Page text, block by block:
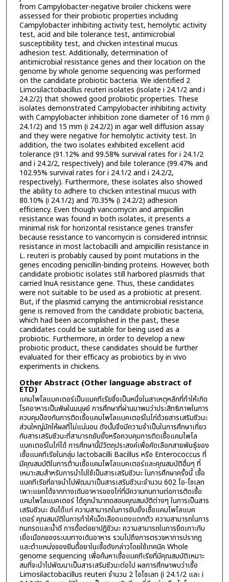
from Campylobacter-negative broiler chickens were
assessed for their probiotic properties including
Campylobacter inhibiting activity test, hemolytic activity
test, acid and bile tolerance test, antimicrobial
susceptibility test, and chicken intestinal mucus
adhesion test. Additionally, determination of
antimicrobial resistance genes and their location on the
genome by whole genome sequencing was performed
on the candidate probiotic bacteria. We identified 2
Limosilactobacillus reuteri isolates (isolate i 24.1/2 and i
24.2/2) that showed good probiotic properties. These
isolates demonstrated Campylobacter inhibiting activity
with Campylobacter inhibition zone diameter of 16 mm (i
24.1/2) and 15 mm (i 24.2/2) in agar well diffusion assay
and they were negative for hemolytic activity test. In
addition, the two isolates exhibited excellent acid
tolerance (91.12% and 99.58% survival rates for i 24.1/2
and i 24.2/2, respectively) and bile tolerance (99.47% and
102.95% survival rates for i 24.1/2 and i 24.2/2,
respectively). Furthermore, these isolates also showed
the ability to adhere to chicken intestinal mucus with
80.10% (i 24.1/2) and 70.35% (i 24.2/2) adhesion
efficiency. Even though vancomycin and ampicillin
resistance was found in both isolates, it presents a
minimal risk for horizontal resistance genes transfer
because resistance to vancomycin is considered intrinsic
resistance in most lactobacilli and ampicillin resistance in
L. reuteri is probably caused by point mutations in the
genes encoding penicillin-binding proteins. However, both
candidate probiotic isolates still harbored plasmids that
carried lnuA resistance gene. Thus, these candidates
were not suitable to be used as a probiotic at present.
But, if the plasmid carrying the antimicrobial resistance
gene is removed from the candidate probiotic bacteria,
which had been accomplished in the past, these
candidates could be suitable for being used as a
probiotic. Furthermore, in order to develop a new
probiotic product, these candidates should be further
evaluated for their efficacy as probiotics by in vivo
experiments in chickens.
Other Abstract (Other language abstract of
ETD)
แคมไพโลแบคเตอร์เป็นแบคทีเรียซึ่งเป็นหนึ่งในสาเหตุหลักที่ทำให้เกิด
โรคอาหารเป็นพิษในมนุษย์ การศึกษาที่ผ่านมาพบว่าประสิทธิภาพในการ
ควบคุมป้องกันการติดเชื้อแคมไพโลแบคเตอร์ในไก่ด้วยสารเสริมชีวนะ
ส่วนใหญ่มักให้ผลที่ไม่แน่นอน ดังนั้นจึงมีความจำเป็นในการศึกษาเกี่ยว
กับสารเสริมชีวนะที่สามารถยับยั้งหรือควบคุมการติดเชื้อแคมไพโล
แบคเตอร์ในไก่ได้ การศึกษานี้มีวัตถุประสงค์เพื่อคัดเลือกสายพันธุ์ของ
เชื้อแบคทีเรียในกลุ่ม lactobacilli Bacillus หรือ Enterococcus ที่
มีคุณสมบัติในการต้านเชื้อแคมไพโลแบคเตอร์และคุณสมบัติอื่นๆ ที่
เหมาะสมสำหรับการนำไปใช้เป็นสารเสริมชีวนะ ในการศึกษาครั้งนี้ เชื้อ
แบคทีเรียที่อาจนำไปพัฒนาเป็นสารเสริมชีวนะจำนวน 602 ไอ-โซเลท
เพาะแยกได้จากทางเดินอาหารของไก่ที่มีความทนทานต่อการติดเชื้อ
แคมไพโลแบคเตอร์ ได้ถูกนำมาทดสอบคุณสมบัติต่างๆ ในการเป็นสาร
เสริมชีวนะ อันได้แก่ ความสามารถในการยับยั้งเชื้อแคมไพโลแบค
เตอร์ คุณสมบัติในการทำให้เม็ดเลือดแดงแตกตัว ความสามารถในการ
ทนกรดและน้ำดี การดื้อต่อยาปฏิชีวนะ ความสามารถในการยึดเกาะกับ
เยื่อเมือกของระบบทางเดินอาหาร รวมไปถึงการตรวจหาการปรากฏ
และตำแหน่งของยีนดื้อยาในเชื้อดังกล่าวโดยใช้เทคนิค Whole
genome sequencing เพื่อค้นหาเชื้อแบคทีเรียที่มีคุณสมบัติเหมาะ
สมที่จะนำไปพัฒนาเป็นสารเสริมชีวนะต่อไป ผลการศึกษาพบว่าเชื้อ
Limosilactobacillus reuteri จำนวน 2 ไอโซเลท (i 24.1/2 และ i